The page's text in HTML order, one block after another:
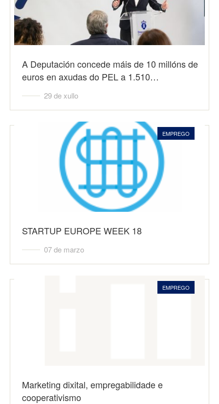
A Deputación concede máis de 10 millóns de
euros en axudas do PEL a 1.510…
29 de xullo
EMPREGO
STARTUP EUROPE WEEK 18
07 de marzo
EMPREGO
Marketing dixital, empregabilidade e
cooperativismo